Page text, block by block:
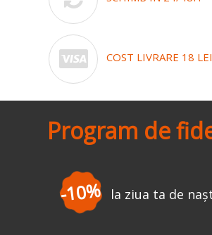
COST LIVRARE 18 LEI
Program de
-3% la prima